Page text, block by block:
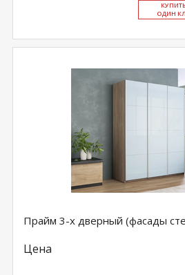
ОДИН
Прайм 3-х дверный (фасады
Цена